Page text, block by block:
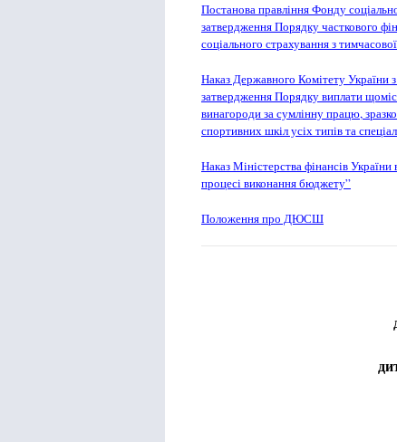
Постанова правління Фонду
затвердження Порядку часткового
соціального страхування з
Наказ Державного Комітету України
затвердження Порядку виплати
винагороди за сумлінну працю,
спортивних шкіл усіх типів та
Наказ Міністерства фінансів
процесі виконання бюджету”
Положення про ДЮСШ